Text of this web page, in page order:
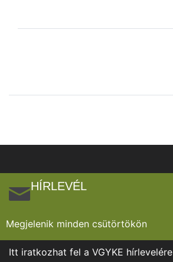
HÍRLEVÉL
Megjelenik minden csütörtökön
Itt iratkozhat fel a VGYKE hírlevelére